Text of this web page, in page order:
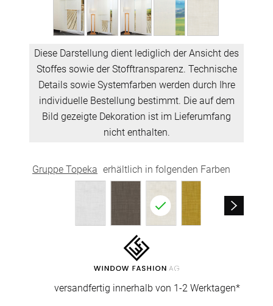
Diese Darstellung dient lediglich der Ansicht des
Stoffes sowie der Stofftransparenz. Technische
Details sowie Systemfarben werden durch Ihre
individuelle Bestellung bestimmt. Die auf dem
Bild gezeigte Dekoration ist im Lieferumfang
nicht enthalten.
Gruppe Topeka erhältlich in folgenden Farben
versandfertig innerhalb von 1-2 Werktagen*